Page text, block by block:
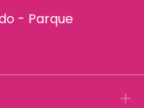
- Parque